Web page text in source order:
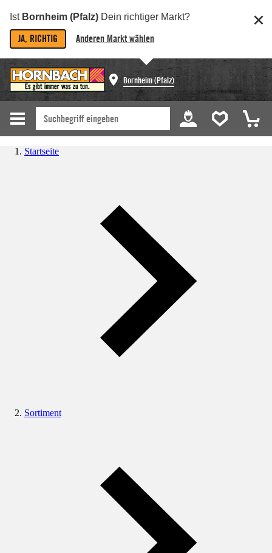
Ist Bornheim (Pfalz) Dein richtiger Markt?
JA, RICHTIG Anderen Markt wählen
Bornheim (Pfalz)
Startseite
Sortiment